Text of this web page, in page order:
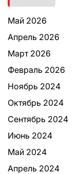
Май 2026
Апрель 2026
Март 2026
Февраль 2026
Ноябрь 2024
Октябрь 2024
Сентябрь 2024
Июнь 2024
Май 2024
Апрель 2024